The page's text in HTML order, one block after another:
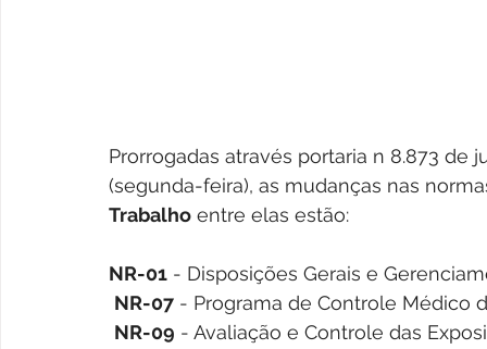
Prorrogadas através portaria n 8.873
(segunda-feira), as mudanças nas
Trabalho entre elas estão:
NR-01 - Disposições Gerais e
NR-07 - Programa de Controle Médico
NR-09 - Avaliação e Controle das